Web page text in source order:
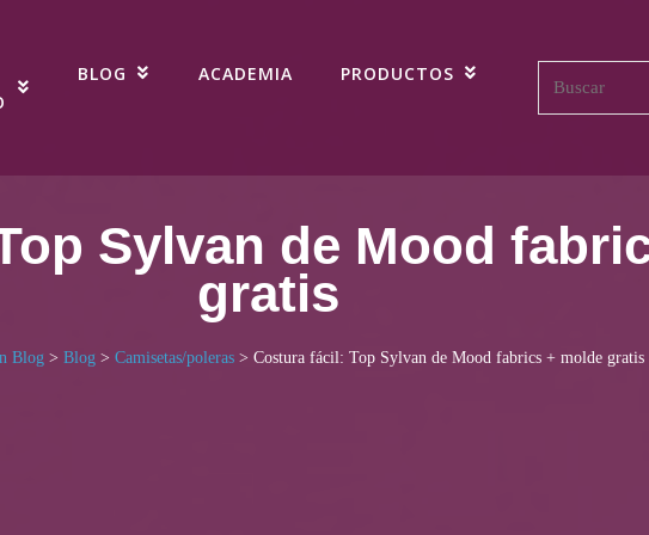
BLOG ACADEMIA PRODUCTOS
Sylvan de Mood
gratis
Blog> Blog> Camisetas/poleras> Costura fácil: Top Sylvan de Mood fabrics + molde gratis